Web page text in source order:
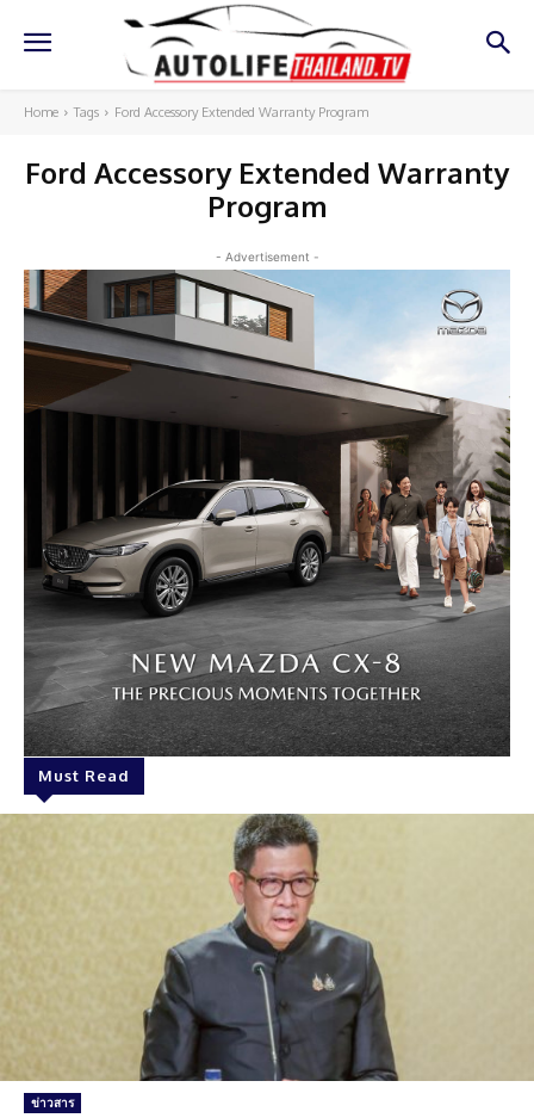
Home Tags Ford Accessory Extended Warranty Program
Ford Accessory Extended Warranty
Program
- Advertisement -
Must Read
ข่าวสาร